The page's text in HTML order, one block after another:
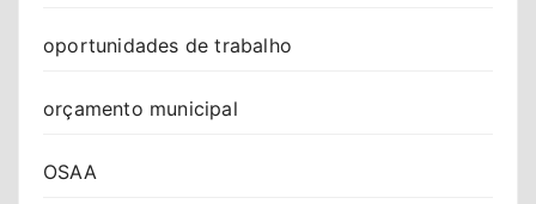
oportunidades de trabalho
orçamento municipal
OSAA